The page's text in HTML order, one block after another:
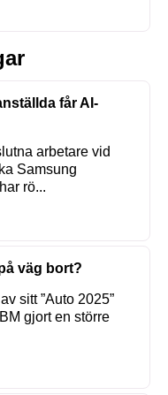
får AI-
arbetare vid
Samsung
rö...
väg bort?
sitt ”Auto 2025”
gjort en större